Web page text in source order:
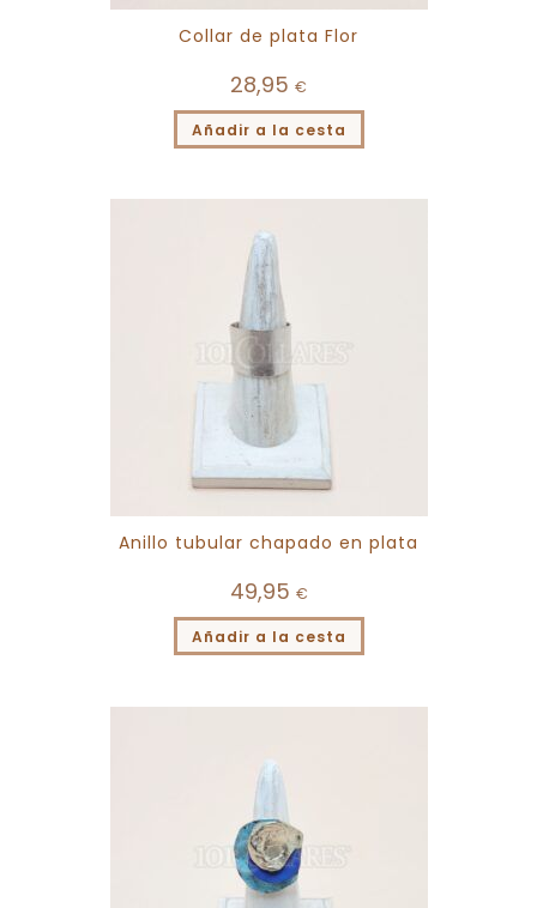
Collar de plata Flor
28,95 €
Añadir a la cesta
Anillo tubular chapado en plata
49,95 €
Añadir a la cesta